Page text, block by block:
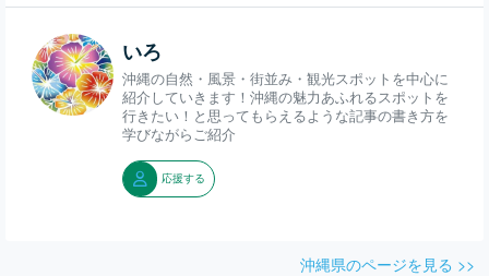
陽と広大な海が見ら
れます。 写真映えス
ポットとしてもおす
すめです！ ぜひ一度
は足を運んでみてく
クリード西原マリン
ット #マリンスポーツ".
いろ
沖縄の自然・風景・街並み・観光スポットを中心に
紹介していきます！沖縄の魅力あふれるスポットを
行きたい！と思ってもらえるような記事の書き方を
学びながらご紹介
応援する
沖縄県のページを見る >>